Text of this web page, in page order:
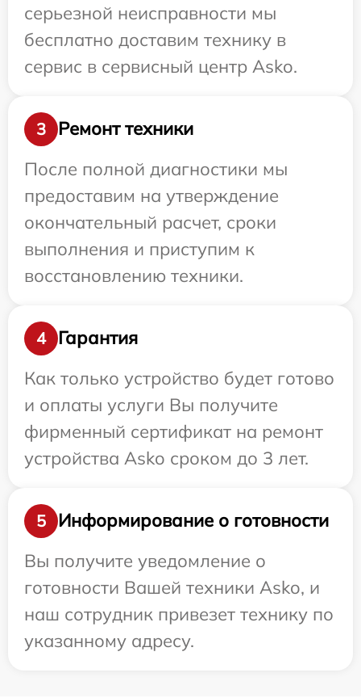
серьезной неисправности мы
бесплатно доставим технику в
сервис в сервисный центр Asko.
3
Ремонт техники
После полной диагностики мы
предоставим на утверждение
окончательный расчет, сроки
выполнения и приступим к
восстановлению техники.
4
Гарантия
Как только устройство будет готово
и оплаты услуги Вы получите
фирменный сертификат на ремонт
устройства Asko сроком до 3 лет.
5
Информирование о готовности
Вы получите уведомление о
готовности Вашей техники Asko, и
наш сотрудник привезет технику по
указанному адресу.